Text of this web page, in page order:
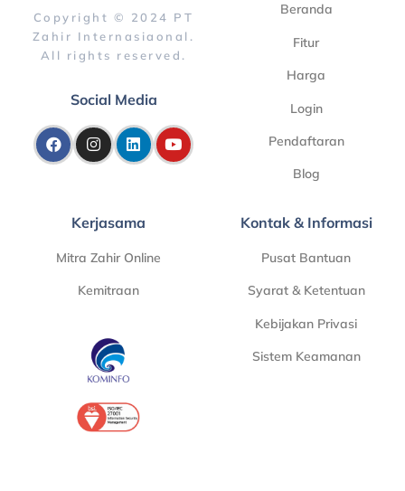
Copyright © 2024 PT
Zahir Internasiaonal.
All rights reserved.
Social Media
Beranda
Fitur
Harga
Login
Pendaftaran
Blog
Kerjasama
Mitra Zahir Online
Kemitraan
Kontak & Informasi
Pusat Bantuan
Syarat & Ketentuan
Kebijakan Privasi
Sistem Keamanan